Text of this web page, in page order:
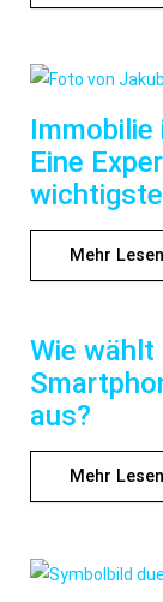
Immobilie
Eine
Mehr
Wie wählt
aus?
Mehr